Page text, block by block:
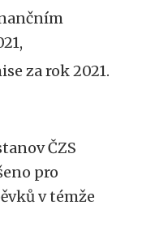
za rok 2021.
ČZS
pro
v témže